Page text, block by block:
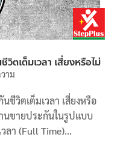
ตเต็มเวลา เสี่ยงหรือไม่
าม
ชีวิตเต็มเวลา เสี่ยงหรือ
ประกันในรูปแบบ
ลา (Full Time)...